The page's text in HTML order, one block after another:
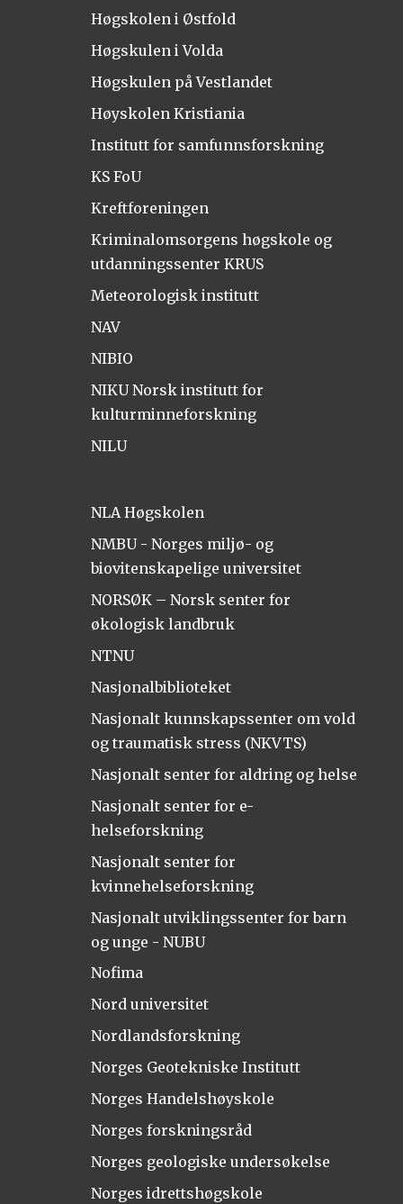
Høgskolen i Østfold
Høgskulen i Volda
Høgskulen på Vestlandet
Høyskolen Kristiania
Institutt for samfunnsforskning
KS FoU
Kreftforeningen
Kriminalomsorgens høgskole og
utdanningssenter KRUS
Meteorologisk institutt
NAV
NIBIO
NIKU Norsk institutt for
kulturminneforskning
NILU
NLA Høgskolen
NMBU - Norges miljø- og
biovitenskapelige universitet
NORSØK – Norsk senter for
økologisk landbruk
NTNU
Nasjonalbiblioteket
Nasjonalt kunnskapssenter om vold
og traumatisk stress (NKVTS)
Nasjonalt senter for aldring og helse
Nasjonalt senter for e-
helseforskning
Nasjonalt senter for
kvinnehelseforskning
Nasjonalt utviklingssenter for barn
og unge - NUBU
Nofima
Nord universitet
Nordlandsforskning
Norges Geotekniske Institutt
Norges Handelshøyskole
Norges forskningsråd
Norges geologiske undersøkelse
Norges idrettshøgskole